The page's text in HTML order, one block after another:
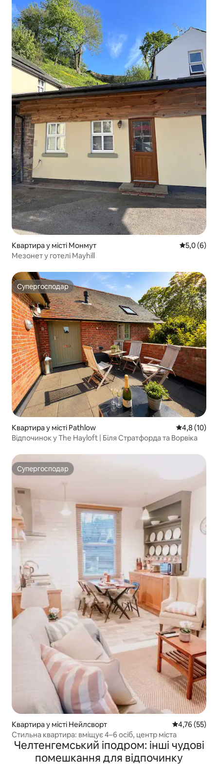
Квартира у місті Монмут Середня
5,0 (6)
Мезонет у готелі Mayhill
Супергосподар
Супергосподар
Квартира у місті Pathlow Середня
4,8 (10)
Відпочинок у The Hayloft | Біля Стратфорда та Ворвіка
Супергосподар
Супергосподар
Квартира у місті Нейлсворт Середня
4,76 (55)
Стильна квартира: вміщує 4–6 осіб, центр міста
Челтенгемський іподром: інші чудові
помешкання для відпочинку